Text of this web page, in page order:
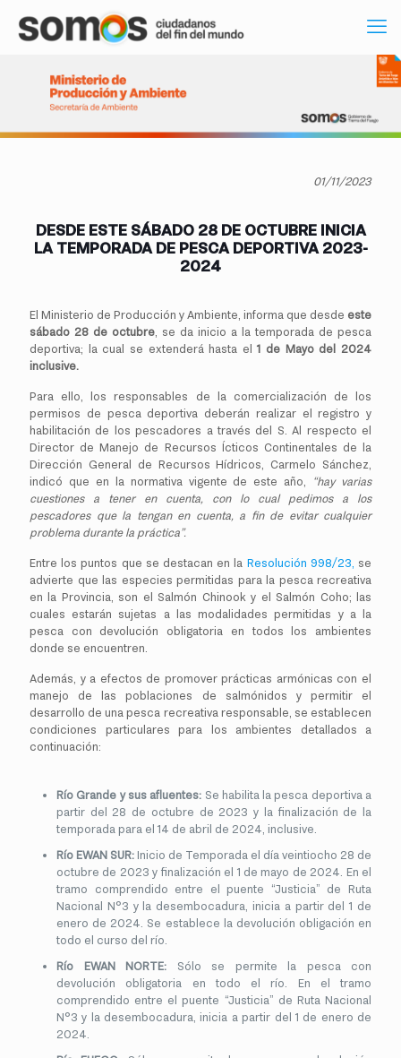
01/11/2023
DESDE ESTE SÁBADO 28 DE OCTUBRE INICIA
LA TEMPORADA DE PESCA DEPORTIVA 2023-
2024
El Ministerio de Producción y Ambiente, informa que desde este
sábado 28 de octubre, se da inicio a la temporada de pesca
deportiva; la cual se extenderá hasta el1 de Mayo del 2024
inclusive.
Para ello, los responsables de la comercialización de los
permisos de pesca deportiva deberán realizar el registro y
habilitación de los pescadores a través del S. Al respecto el
Director de Manejo de Recursos Ícticos Continentales de la
Dirección General de Recursos Hídricos, Carmelo Sánchez,
indicó que en la normativa vigente de este año, “hay varias
cuestiones a tener en cuenta, con lo cual pedimos a los
pescadores que la tengan en cuenta, a fin de evitar cualquier
problema durante la práctica”.
Entre los puntos que se destacan en la Resolución 998/23, se
advierte que las especies permitidas para la pesca recreativa
en la Provincia, son el Salmón Chinook y el Salmón Coho; las
cuales estarán sujetas a las modalidades permitidas y a la
pesca con devolución obligatoria en todos los ambientes
donde se encuentren.
Además, y a efectos de promover prácticas armónicas con el
manejo de las poblaciones de salmónidos y permitir el
desarrollo de una pesca recreativa responsable, se establecen
condiciones particulares para los ambientes detallados a
continuación:
Río Grande y sus afluentes: Se habilita la pesca deportiva a
partir del 28 de octubre de 2023 y la finalización de la
temporada para el 14 de abril de 2024, inclusive.
Río EWAN SUR: Inicio de Temporada el día veintiocho 28 de
octubre de 2023 y finalización el 1 de mayo de 2024. En el
tramo comprendido entre el puente “Justicia” de Ruta
Nacional N°3 y la desembocadura, inicia a partir del 1 de
enero de 2024. Se establece la devolución obligación en
todo el curso del río.
Río EWAN NORTE: Sólo se permite la pesca con
devolución obligatoria en todo el río. En el tramo
comprendido entre el puente “Justicia” de Ruta Nacional
N°3 y la desembocadura, inicia a partir del 1 de enero de
2024.